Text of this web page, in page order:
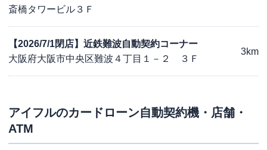
斎橋タワービル３Ｆ
【2026/7/1閉店】近鉄難波自動契約コーナー
大阪府大阪市中央区難波４丁目１－２ ３Ｆ
3km
アイフルのカードローン自動契約機・店舗・
ATM